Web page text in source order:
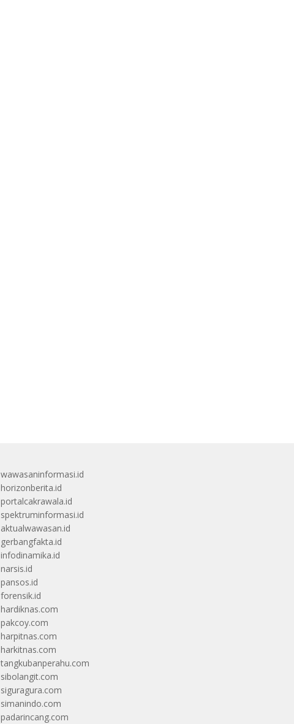
wawasaninformasi.id
horizonberita.id
portalcakrawala.id
spektruminformasi.id
aktualwawasan.id
gerbangfakta.id
infodinamika.id
narsis.id
pansos.id
forensik.id
hardiknas.com
pakcoy.com
harpitnas.com
harkitnas.com
tangkubanperahu.com
sibolangit.com
siguragura.com
simanindo.com
padarincang.com